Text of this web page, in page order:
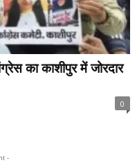
का काशीपुर में जोरदार
0
-